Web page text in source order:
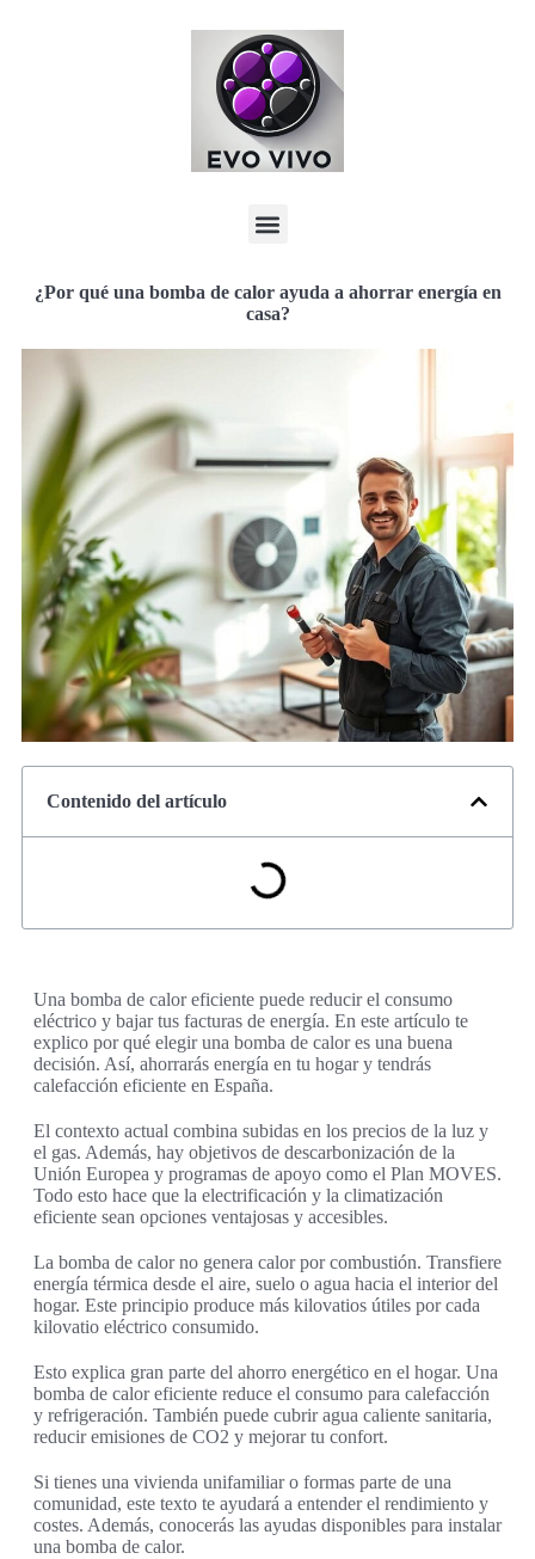
¿Por qué una bomba de calor ayuda a ahorrar energía en
casa?
Contenido del artículo
Una bomba de calor eficiente puede reducir el consumo
eléctrico y bajar tus facturas de energía. En este artículo te
explico por qué elegir una bomba de calor es una buena
decisión. Así, ahorrarás energía en tu hogar y tendrás
calefacción eficiente en España.
El contexto actual combina subidas en los precios de la luz y
el gas. Además, hay objetivos de descarbonización de la
Unión Europea y programas de apoyo como el Plan MOVES.
Todo esto hace que la electrificación y la climatización
eficiente sean opciones ventajosas y accesibles.
La bomba de calor no genera calor por combustión. Transfiere
energía térmica desde el aire, suelo o agua hacia el interior del
hogar. Este principio produce más kilovatios útiles por cada
kilovatio eléctrico consumido.
Esto explica gran parte del ahorro energético en el hogar. Una
bomba de calor eficiente reduce el consumo para calefacción
y refrigeración. También puede cubrir agua caliente sanitaria,
reducir emisiones de CO2 y mejorar tu confort.
Si tienes una vivienda unifamiliar o formas parte de una
comunidad, este texto te ayudará a entender el rendimiento y
costes. Además, conocerás las ayudas disponibles para instalar
una bomba de calor.